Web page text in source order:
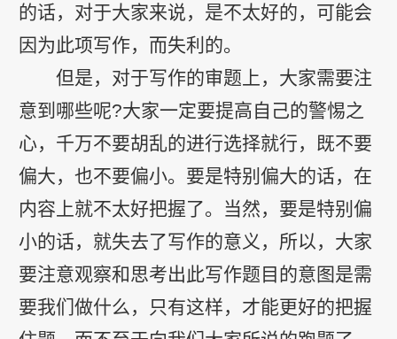
的话，对于大家来说，是不太好的，可能会
因为此项写作，而失利的。
但是，对于写作的审题上，大家需要注
意到哪些呢?大家一定要提高自己的警惕之
心，千万不要胡乱的进行选择就行，既不要
偏大，也不要偏小。要是特别偏大的话，在
内容上就不太好把握了。当然，要是特别偏
小的话，就失去了写作的意义，所以，大家
要注意观察和思考出此写作题目的意图是需
要我们做什么，只有这样，才能更好的把握